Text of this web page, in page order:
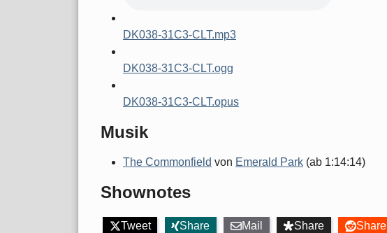
DK038-31C3-CLT.mp3
DK038-31C3-CLT.ogg
DK038-31C3-CLT.opus
Musik
The Commonfield von Emerald Park (ab 1:14:14)
Shownotes
Tweet Share Mail Share Share